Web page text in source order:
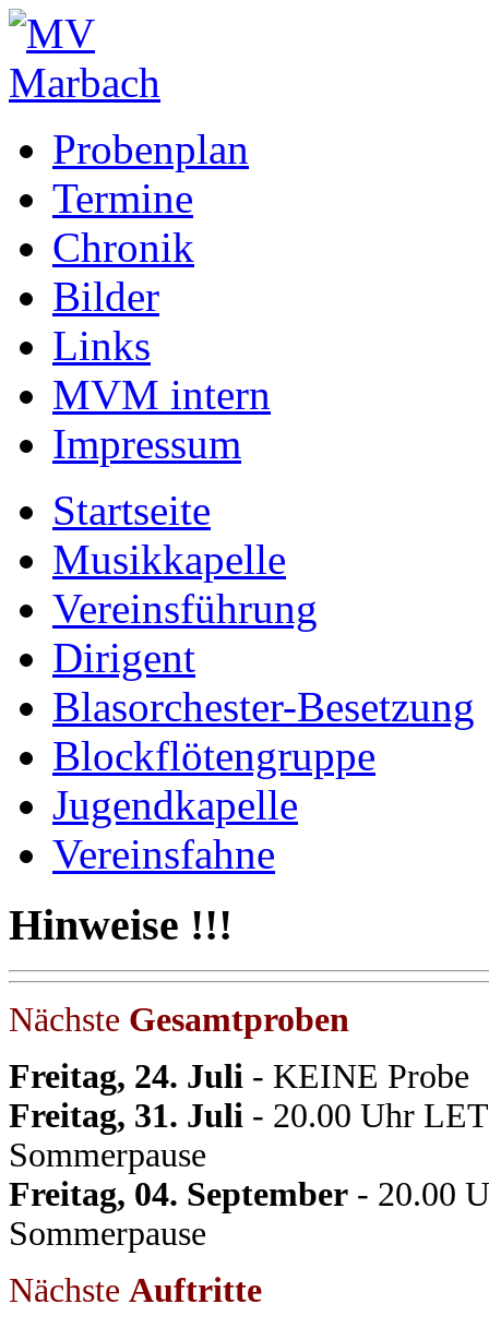
Probenplan
Termine
Chronik
Bilder
Links
MVM intern
Impressum
Startseite
Musikkapelle
Vereinsführung
Dirigent
Blasorchester-Besetzung
Blockflötengruppe
Jugendkapelle
Vereinsfahne
Hinweise !!!
Nächste Gesamtproben
Freitag, 24. Juli - KEINE Probe
Freitag, 31. Juli - 20.00 Uhr
Sommerpause
Freitag, 04. September - 20.00
Sommerpause
Nächste Auftritte